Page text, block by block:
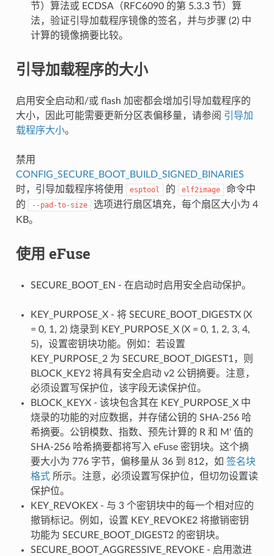
节）算法或 ECDSA（RFC6090 的第 5.3.3 节）算
法，验证引导加载程序镜像的签名，并与步骤 (2) 中
计算的镜像摘要比较。
引导加载程序的大小
启用安全启动和/或 flash 加密都会增加引导加载程序的
大小，因此可能需要更新分区表偏移量，请参阅 引导加
载程序大小。
禁用
CONFIG_SECURE_BOOT_BUILD_SIGNED_BINARIES
时，引导加载程序将使用
esptool 的 elf2image
命令中
的
--pad-to-size
选项进行扇区填充，每个扇区大小为 4
KB。
使用 eFuse
SECURE_BOOT_EN - 在启动时启用安全启动保护。
KEY_PURPOSE_X - 将 SECURE_BOOT_DIGESTX (X
= 0, 1, 2) 烧录到 KEY_PURPOSE_X (X = 0, 1, 2, 3, 4,
5)，设置密钥块功能。例如：若设置
KEY_PURPOSE_2 为 SECURE_BOOT_DIGEST1，则
BLOCK_KEY2 将具有安全启动 v2 公钥摘要。注意，
必须设置写保护位，该字段无读保护位。
BLOCK_KEYX - 该块包含其在 KEY_PURPOSE_X 中
烧录的功能的对应数据，并存储公钥的 SHA-256 哈
希摘要。公钥模数、指数、预先计算的 R 和 M' 值的
SHA-256 哈希摘要都将写入 eFuse 密钥块。这个摘
要大小为 776 字节，偏移量从 36 到 812，如 签名块
格式所示。注意，必须设置写保护位，但切勿设置读
保护位。
KEY_REVOKEX - 与 3 个密钥块中的每一个相对应的
撤销标记。例如，设置 KEY_REVOKE2 将撤销密钥
功能为 SECURE_BOOT_DIGEST2 的密钥块。
SECURE_BOOT_AGGRESSIVE_REVOKE - 启用激进